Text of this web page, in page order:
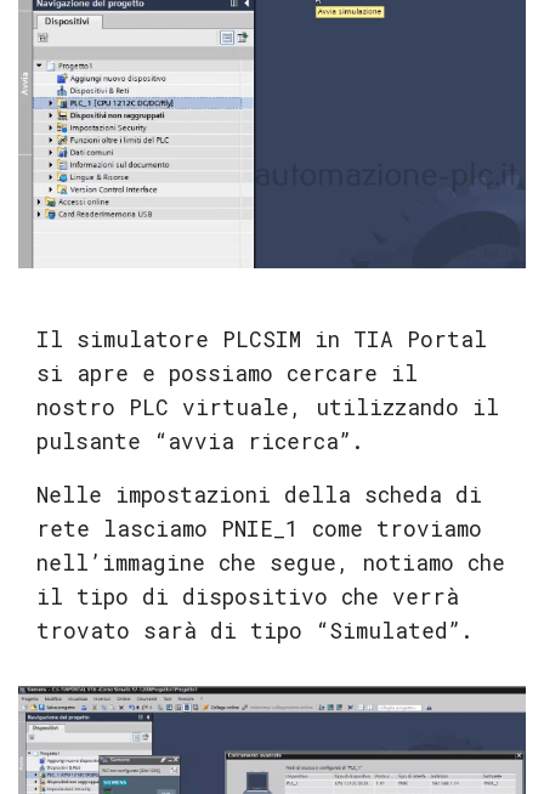
Il simulatore PLCSIM in TIA Portal
si apre e possiamo cercare il
nostro PLC virtuale, utilizzando il
pulsante “avvia ricerca”.
Nelle impostazioni della scheda di
rete lasciamo PNIE_1 come troviamo
nell’immagine che segue, notiamo che
il tipo di dispositivo che verrà
trovato sarà di tipo “Simulated”.